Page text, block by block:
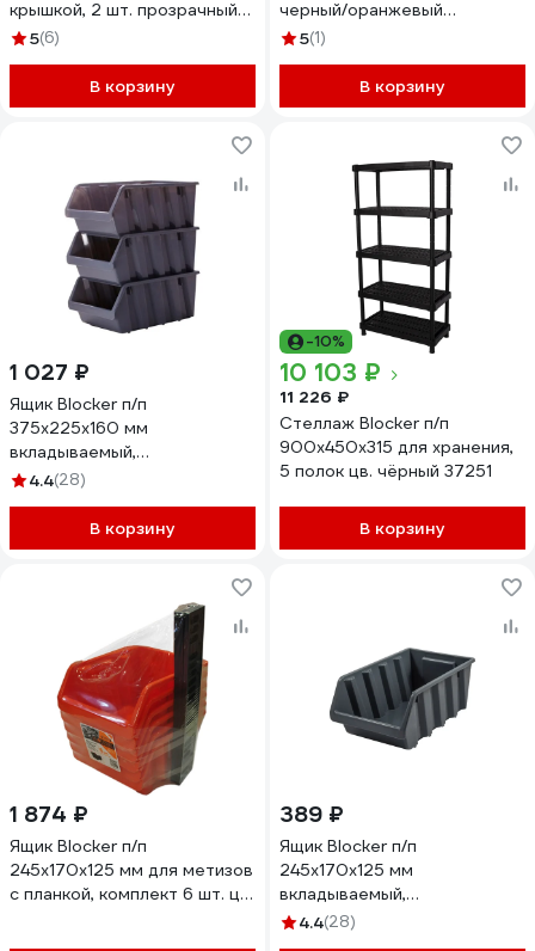
крышкой, 2 шт. прозрачный
BR394810999 33735
5(6)
В корзину
черный/оранжевый
BR3822ЧРОР
5(1)
В корзину
1 027 ₽
Ящик Blocker п/п
375х225х160 мм
вкладываемый,
штабелируемый цв. серый,
4.4(28)
В корзину
-10%
10 103 ₽
11 226 ₽
Стеллаж Blocker п/п
900x450x315 для хранения,
5 полок цв. чёрный 37251
В корзину
1 874 ₽
Ящик Blocker п/п
245х170х125 мм для метизов
с планкой, комплект 6 шт. цв.
389 ₽
Ящик Blocker п/п
245х170х125 мм
вкладываемый,
штабелируемый цв. серый,
4.4(28)